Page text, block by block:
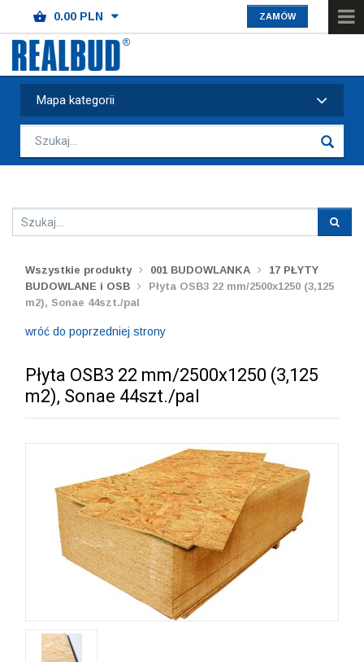
ZAMÓW
Mapa kategorii
Wszystkie produkty 001 BUDOWLANKA
17 PŁYTY
BUDOWLANE i OSB
Płyta OSB3 22 mm/2500x1250 (3,125
m2), Sonae 44szt./pal
wróć do poprzedniej strony
Płyta OSB3 22 mm/2500x1250 (3,125
m2), Sonae 44szt./pal